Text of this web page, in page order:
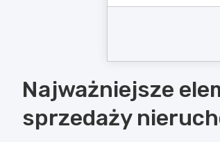
2. W sprawach nieuregulowanych
3. Umowę sporządzono w dwóch
Najważniejsze
sprzedaży